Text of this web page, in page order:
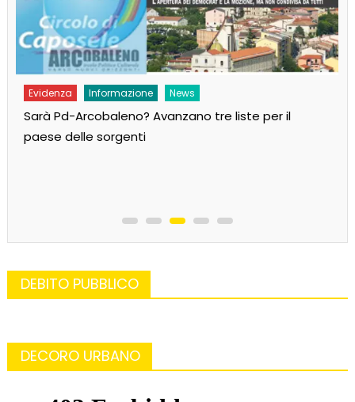
Evidenza Informazione News
Sarà Pd-Arcobaleno? Avanzano tre liste per il
paese delle sorgenti
DEBITO PUBBLICO
DECORO URBANO